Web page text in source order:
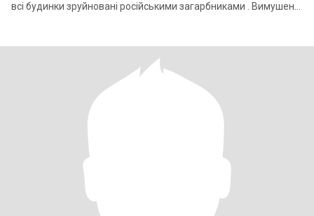
всі будинки зруйновані російськими загарбниками . Вимушена